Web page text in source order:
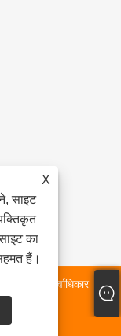
X
साइट
का
हैं।
लिमिटेड सर्वाधिकार